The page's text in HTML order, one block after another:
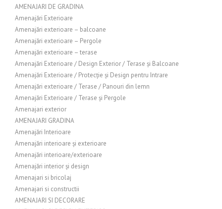
AMENAJARI DE GRADINA
Amenajări Exterioare
Amenajări exterioare – balcoane
Amenajări exterioare – Pergole
Amenajări exterioare – terase
Amenajări Exterioare / Design Exterior / Terase și Balcoane
Amenajări Exterioare / Protecție și Design pentru Intrare
Amenajări exterioare / Terase / Panouri din lemn
Amenajări Exterioare / Terase și Pergole
Amenajari exterior
AMENAJARI GRADINA
Amenajări Interioare
Amenajări interioare și exterioare
Amenajări interioare/exterioare
Amenajări interior și design
Amenajari si bricolaj
Amenajari si constructii
AMENAJARI SI DECORARE